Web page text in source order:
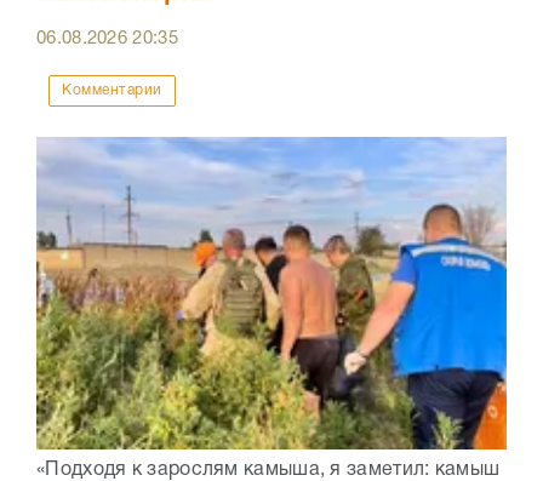
06.08.202620:35
Комментарии
«Подходя к зарослям камыша, я заметил: камыш